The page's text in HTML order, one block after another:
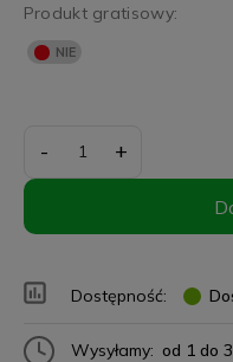
Produkt gratisowy:
- +
Dostępność:
Wysyłamy: od 1 do